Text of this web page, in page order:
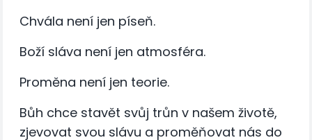
Chvála není jen píseň.
Boží sláva není jen atmosféra.
Proměna není jen teorie.
Bůh chce stavět svůj trůn v našem životě,
zjevovat svou slávu a proměňovat nás do